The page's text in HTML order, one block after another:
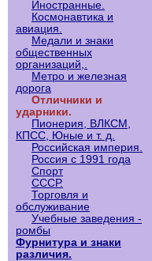
Иностранные.
Космонавтика и
авиация.
Медали и знаки
общественных
организаций,.
Метро и железная
дорога
Отличники и
ударники.
Пионерия, ВЛКСМ,
КПСС, Юные и т. д.
Российская империя.
Россия с 1991 года
Спорт
СССР.
Торговля и
обслуживание
Учебные заведения -
ромбы
Фурнитура и знаки
различия.